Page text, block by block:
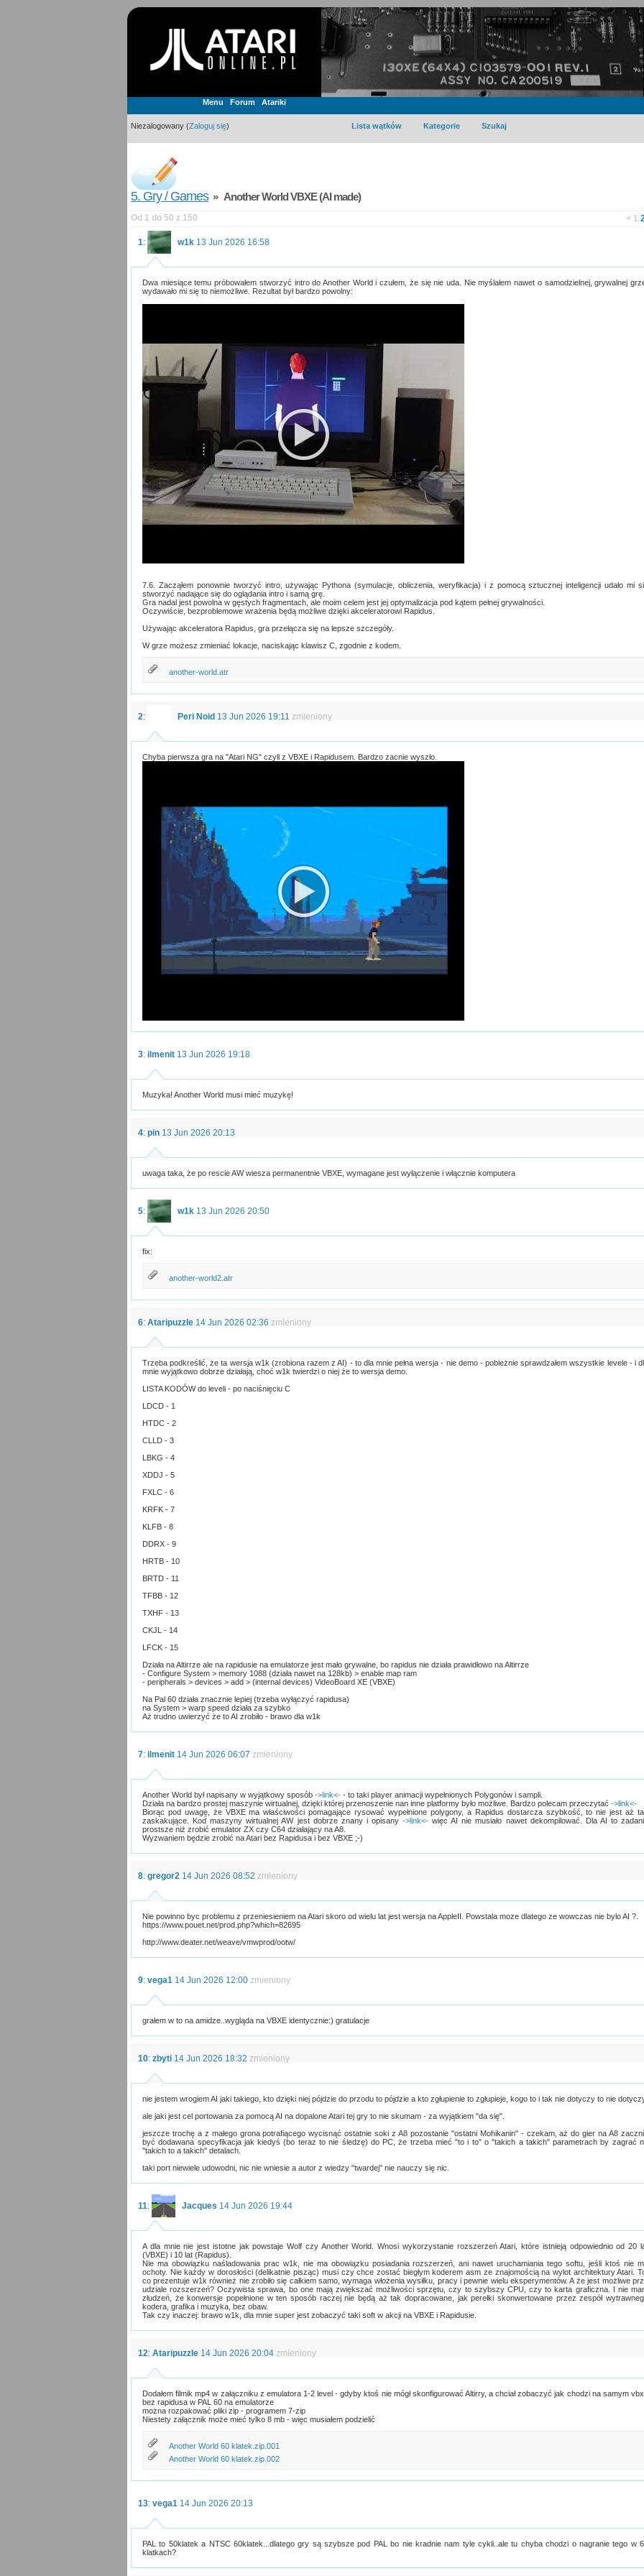
Menu Forum Atariki
Niezalogowany (Zaloguj się) Lista wątków Kategorie Szukaj
5. Gry / Games» Another World VBXE (AI made)
Od 1 do 50 z 150 < 1
1: w1k 13 Jun 2026 16:58
Dwa miesiące temu próbowałem stworzyć intro do Another World i czułem, że się nie uda. Nie myślałem nawet o samodzielnej, grywalnej
wydawało mi się to niemożliwe. Rezultat był bardzo powolny:
7.6. Zacząłem ponownie tworzyć intro, używając Pythona (symulacje, obliczenia, weryfikacja) i z pomocą sztucznej inteligencji udało mi
stworzyć nadające się do oglądania intro i samą grę.
Gra nadal jest powolna w gęstych fragmentach, ale moim celem jest jej optymalizacja pod kątem pełnej grywalności.
Oczywiście, bezproblemowe wrażenia będą możliwe dzięki akceleratorowi Rapidus.
Używając akceleratora Rapidus, gra przełącza się na lepsze szczegóły.
W grze możesz zmieniać lokacje, naciskając klawisz C, zgodnie z kodem.
another-world.atr
2: Peri Noid 13 Jun 2026 19:11 zmieniony
Chyba pierwsza gra na "Atari NG" czyli z VBXE i Rapidusem. Bardzo zacnie wyszło.
3: ilmenit 13 Jun 2026 19:18
Muzyka! Another World musi mieć muzykę!
4: pin 13 Jun 2026 20:13
uwaga taka, że po rescie AW wiesza permanentnie VBXE, wymagane jest wyłączenie i włącznie komputera
5: w1k 13 Jun 2026 20:50
fix:
another-world2.atr
6: Ataripuzzle 14 Jun 2026 02:36 zmieniony
Trzeba podkreślić, że ta wersja w1k (zrobiona razem z AI) - to dla mnie pełna wersja - nie demo - pobieżnie sprawdzałem wszystkie levele - i
mnie wyjątkowo dobrze działają, choć w1k twierdzi o niej że to wersja demo.
LISTA KODÓW do leveli - po naciśnięciu C
LDCD - 1
HTDC - 2
CLLD - 3
LBKG - 4
XDDJ - 5
FXLC - 6
KRFK - 7
KLFB - 8
DDRX - 9
HRTB - 10
BRTD - 11
TFBB - 12
TXHF - 13
CKJL - 14
LFCK - 15
Działa na Altirrze ale na rapidusie na emulatorze jest mało grywalne, bo rapidus nie działa prawidłowo na Altirrze
- Configure System > memory 1088 (działa nawet na 128kb) > enable map ram
- peripherals > devices > add > (internal devices) VideoBoard XE (VBXE)
Na Pal 60 działa znacznie lepiej (trzeba wyłączyć rapidusa)
na System > warp speed działa za szybko
Aż trudno uwierzyć że to AI zrobiło - brawo dla w1k
7: ilmenit 14 Jun 2026 06:07 zmieniony
Another World był napisany w wyjątkowy sposób ->link<- - to taki player animacji wypełnionych Polygonów i sampli.
Działa na bardzo prostej maszynie wirtualnej, dzięki której przenoszenie nan inne platformy było możliwe. Bardzo polecam przeczytać ->link<-
Biorąc pod uwagę, że VBXE ma właściwości pomagające rysować wypełnione polygony, a Rapidus dostarcza szybkość, to nie jest aż
zaskakujące. Kod maszyny wirtualnej AW jest dobrze znany i opisany ->link<- więc AI nie musiało nawet dekompilować. Dla AI to
prostsze niż zrobić emulator ZX czy C64 działający na A8.
Wyzwaniem będzie zrobić na Atari bez Rapidusa i bez VBXE ;-)
8: gregor2 14 Jun 2026 08:52 zmieniony
Nie powinno byc problemu z przeniesieniem na Atari skoro od wielu lat jest wersja na AppleII. Powstala moze dlatego ze wowczas nie bylo AI ?.
https://www.pouet.net/prod.php?which=82695
http://www.deater.net/weave/vmwprod/ootw/
9: vega1 14 Jun 2026 12:00 zmieniony
grałem w to na amidze..wygląda na VBXE identycznie:) gratulacje
10: zbyti 14 Jun 2026 18:32 zmieniony
nie jestem wrogiem AI jaki takiego, kto dzięki niej pójdzie do przodu to pójdzie a kto zgłupienie to zgłupieje, kogo to i tak nie dotyczy to nie
ale jaki jest cel portowania za pomocą AI na dopalone Atari tej gry to nie skumam - za wyjątkiem "da się".
jeszcze trochę a z małego grona potrafiącego wycisnąć ostatnie soki z A8 pozostanie "ostatni Mohikanin" - czekam, aż do gier na A8
być dodawana specyfikacja jak kiedyś (bo teraz to nie śledzę) do PC, że trzeba mieć "to i to" o "takich a takich" parametrach by zagrać
"takich to a takich" detalach.
taki port niewiele udowodni, nic nie wniesie a autor z wiedzy "twardej" nie nauczy się nic.
11: Jacques 14 Jun 2026 19:44
A dla mnie nie jest istotne jak powstaje Wolf czy Another World. Wnosi wykorzystanie rozszerzeń Atari, które istnieją odpowiednio od 20
(VBXE) i 10 lat (Rapidus).
Nie ma obowiązku naśladowania prac w1k, nie ma obowiązku posiadania rozszerzeń, ani nawet uruchamiania tego softu, jeśli ktoś nie
ochoty. Nie każdy w dorosłości (delikatnie pisząc) musi czy chce zostać biegłym koderem asm ze znajomością na wylot architektury Atari.
co prezentuje w1k również nie zrobiło się całkiem samo, wymaga włożenia wysiłku, pracy i pewnie wielu eksperymentów. A że jest możliwe
udziale rozszerzeń? Oczywista sprawa, bo one mają zwiększać możliwości sprzętu, czy to szybszy CPU, czy to karta graficzna. I nie
złudzeń, że konwersje popełnione w ten sposób raczej nie będą aż tak dopracowane, jak perełki skonwertowane przez zespół
kodera, grafika i muzyka, bez obaw.
Tak czy inaczej: brawo w1k, dla mnie super jest zobaczyć taki soft w akcji na VBXE i Rapidusie.
12: Ataripuzzle 14 Jun 2026 20:04 zmieniony
Dodałem filmik mp4 w załączniku z emulatora 1-2 level - gdyby ktoś nie mógł skonfigurować Altirry, a chciał zobaczyć jak chodzi na samym
bez rapidusa w PAL 60 na emulatorze
można rozpakować pliki zip - programem 7-zip
Niestety załącznik może mieć tylko 8 mb - więc musiałem podzielić
Another World 60 klatek.zip.001
Another World 60 klatek.zip.002
13: vega1 14 Jun 2026 20:13
PAL to 50klatek a NTSC 60klatek...dlatego gry są szybsze pod PAL bo nie kradnie nam tyle cykli..ale tu chyba chodzi o nagranie tego w
klatkach?